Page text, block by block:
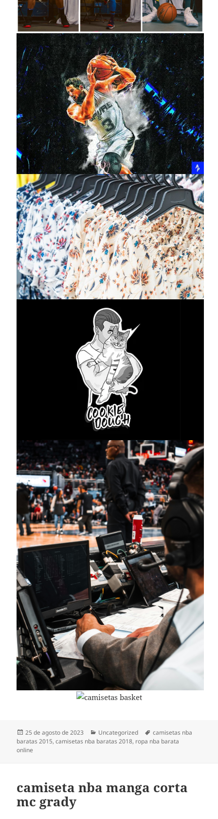
Publicado
el
25 de agosto de 2023 Categorías
Uncategorized Etiquetas
camisetas nba
baratas 2015,camisetas nba baratas 2018, ropa nba barata
online
camiseta nba manga corta
mc grady